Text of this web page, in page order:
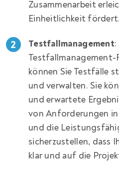
Zusammenarbeit
Einheitlichkeit fördert.
Testfallmanagement:
können Sie Testfälle
und verwalten. Sie
und erwartete
von Anforderungen
und die
sicherzustellen, dass
klar und auf die